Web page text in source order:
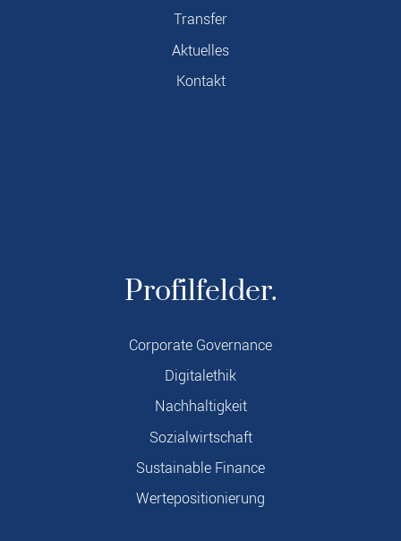
Transfer
Aktuelles
Kontakt
Profilfelder.
Corporate Governance
Digitalethik
Nachhaltigkeit
Sozialwirtschaft
Sustainable Finance
Wertepositionierung